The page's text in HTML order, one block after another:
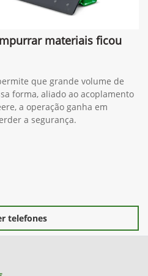
materiais ficou
que grande volume de
forma, aliado ao acoplamento
a operação ganha em
a segurança.
telefones